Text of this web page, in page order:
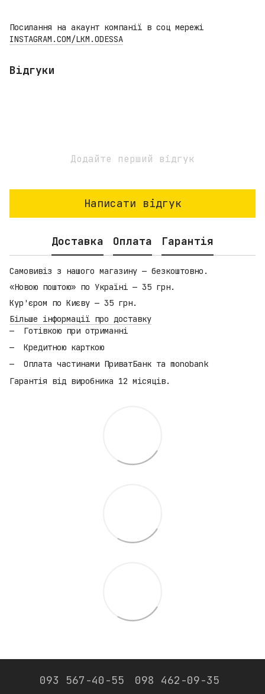
Посилання на акаунт компанії в соц мережі
INSTAGRAM.COM/LKM.ODESSA
Відгуки
Додайте перший відгук
Написати відгук
Доставка Оплата Гарантія
Самовивіз з нашого магазину — безкоштовно.
«Новою поштою» по Україні — 35 грн.
Кур'єром по Києву — 35 грн.
Більше інформації про доставку
Готівкою при отриманні
Кредитною карткою
Оплата частинами ПриватБанк та monobank
Гарантія від виробника 12 місяців.
093 567-40-55 098 462-09-35